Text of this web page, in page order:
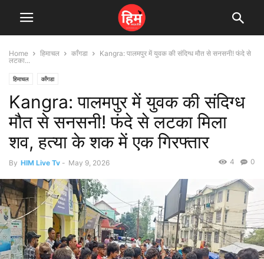
Home हिमाचल काँगडा
Kangra: पालमपुर में युवक की संदिग्ध मौत से सनसनी! फंदे से
लटका...
हिमाचल काँगडा
Kangra: पालमपुर में युवक की संदिग्ध
मौत से सनसनी! फंदे से लटका मिला
शव, हत्या के शक में एक गिरफ्तार
By HIM Live Tv - May 9, 2026 0
4